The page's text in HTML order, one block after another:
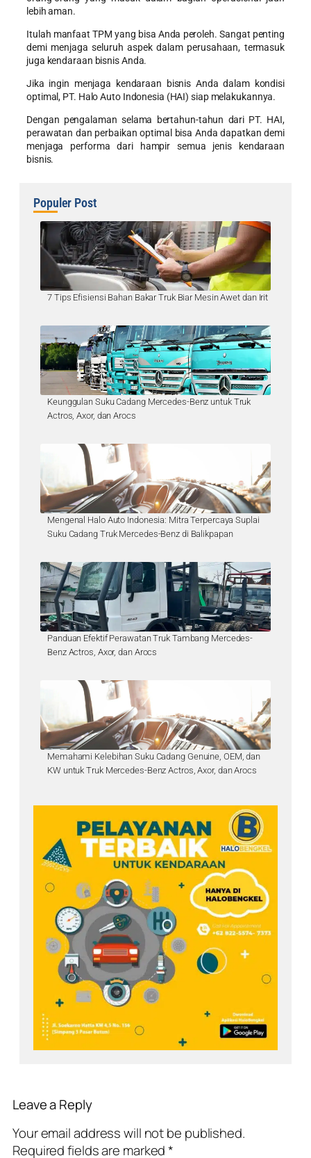
lebih aman.
Itulah manfaat TPM yang bisa Anda peroleh. Sangat penting
demi menjaga seluruh aspek dalam perusahaan, termasuk
juga kendaraan bisnis Anda.
Jika ingin menjaga kendaraan bisnis Anda dalam kondisi
optimal, PT. Halo Auto Indonesia (HAI) siap melakukannya.
Dengan pengalaman selama bertahun-tahun dari PT. HAI,
perawatan dan perbaikan optimal bisa Anda dapatkan demi
menjaga performa dari hampir semua jenis kendaraan
bisnis.
Populer Post
7 Tips Efisiensi Bahan Bakar Truk Biar Mesin Awet dan Irit
Keunggulan Suku Cadang Mercedes-Benz untuk Truk
Actros, Axor, dan Arocs
Mengenal Halo Auto Indonesia: Mitra Terpercaya Suplai
Suku Cadang Truk Mercedes-Benz di Balikpapan
Panduan Efektif Perawatan Truk Tambang Mercedes-
Benz Actros, Axor, dan Arocs
Memahami Kelebihan Suku Cadang Genuine, OEM, dan
KW untuk Truk Mercedes-Benz Actros, Axor, dan Arocs
Leave a Reply
Your email address will not be published.
Required fields are marked*